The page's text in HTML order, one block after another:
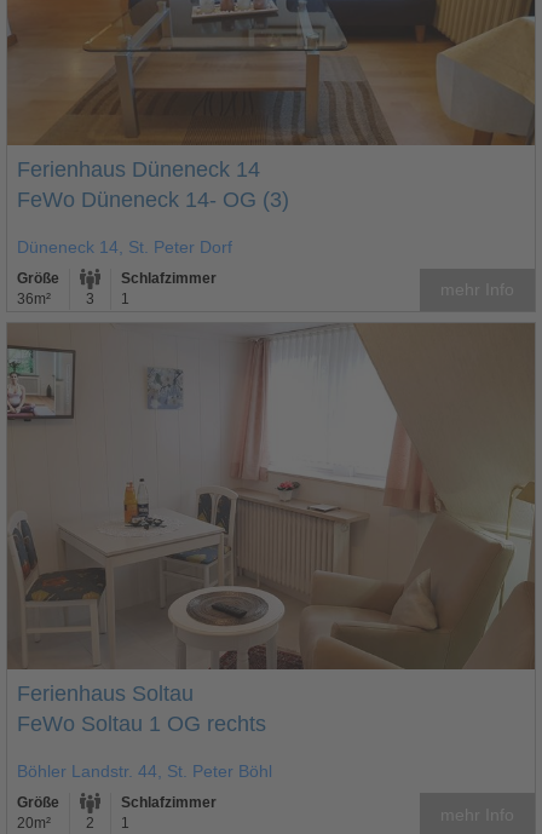
Ferienhaus Düneneck 14
FeWo Düneneck 14- OG (3)
Düneneck 14, St. Peter Dorf
Größe
36m²
3
Schlafzimmer
1
Ferienhaus Soltau
FeWo Soltau 1 OG rechts
Böhler Landstr. 44, St. Peter Böhl
Größe
20m²
2
Schlafzimmer
1